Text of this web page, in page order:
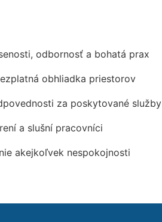
odbornosť a bohatá prax
obhliadka priestorov
za poskytované služby
a slušní pracovníci
akejkoľvek nespokojnosti